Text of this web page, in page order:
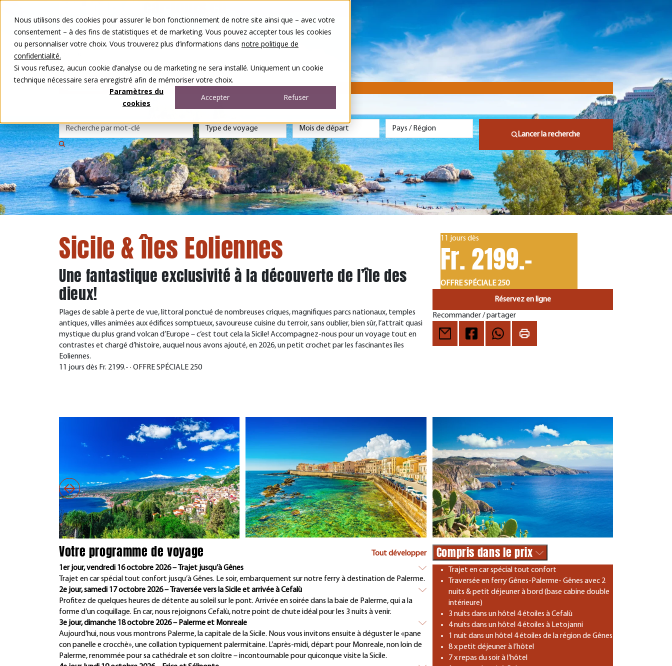
Nous utilisons des cookies pour assurer le bon fonctionnement de notre site ainsi que – avec votre
consentement – à des fins de statistiques et de marketing. Vous pouvez accepter tous les cookies
ou personnaliser votre choix. Vous trouverez plus d’informations dans notre politique de
confidentialité.
Si vous refusez, aucun cookie d’analyse ou de marketing ne sera installé. Uniquement un cookie
technique nécessaire sera enregistré afin de mémoriser votre choix.
Paramètres du
cookies
Accepter Refuser
Nos voyages
Autour du voyage
A notre sujet
Concours
FR
Lancer la recherche
Sicile & îles Eoliennes
Une fantastique exclusivité à la découverte de l’île des
dieux!
Plages de sable à perte de vue, littoral ponctué de nombreuses criques, magnifiques parcs nationaux, temples
antiques, villes animées aux édifices somptueux, savoureuse cuisine du terroir, sans oublier, bien sûr, l’attrait quasi
mystique du plus grand volcan d’Europe – c’est tout cela la Sicile! Accompagnez-nous pour un voyage tout en
contrastes et chargé d’histoire, auquel nous avons ajouté, en 2026, un petit crochet par les fascinantes îles
Eoliennes.
11 jours dès Fr. 2199.- · OFFRE SPÉCIALE 250
11 jours dès
Fr. 2199.-
OFFRE SPÉCIALE 250
Réservez en ligne
Recommander / partager
Votre programme de voyage
Tout développer
1er jour, vendredi 16 octobre 2026 – Trajet jusqu’à Gênes
Trajet en car spécial tout confort jusqu’à Gênes. Le soir, embarquement sur notre ferry à destination de Palerme.
2e jour, samedi 17 octobre 2026 – Traversée vers la Sicile et arrivée à Cefalù
Profitez de quelques heures de détente au soleil sur le pont. Arrivée en soirée dans la baie de Palerme, qui a la
forme d’un coquillage. En car, nous rejoignons Cefalù, notre point de chute idéal pour les 3 nuits à venir.
3e jour, dimanche 18 octobre 2026 – Palerme et Monreale
Aujourd’hui, nous vous montrons Palerme, la capitale de la Sicile. Nous vous invitons ensuite à déguster le «pane
con panelle e crocchè», une collation typiquement palermitaine. L’après-midi, départ pour Monreale, non loin de
Palerme, renommée pour sa cathédrale et son cloître – incontournable pour quiconque visite la Sicile.
Compris dans le prix
Trajet en car spécial tout confort
Traversée en ferry Gênes-Palerme- Gênes avec 2
nuits & petit déjeuner à bord (base cabine double
intérieure)
3 nuits dans un hôtel 4 étoiles à Cefalù
4 nuits dans un hôtel 4 étoiles à Letojanni
1 nuit dans un hôtel 4 étoiles de la région de Gênes
8 x petit déjeuner à l’hôtel
7 x repas du soir à l’hôtel